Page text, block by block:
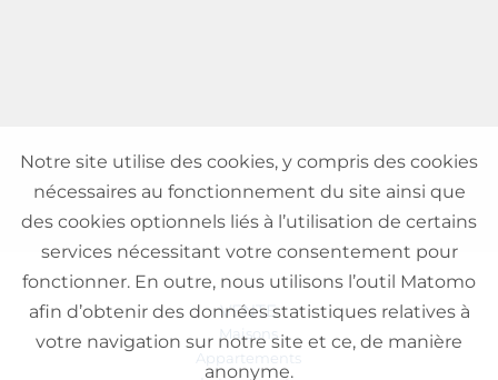
VENTE
Maisons
Appartements
Notre site utilise des cookies, y compris des cookies
nécessaires au fonctionnement du site ainsi que
des cookies optionnels liés à l’utilisation de certains
services nécessitant votre consentement pour
fonctionner. En outre, nous utilisons l’outil Matomo
afin d’obtenir des données statistiques relatives à
votre navigation sur notre site et ce, de manière
anonyme.